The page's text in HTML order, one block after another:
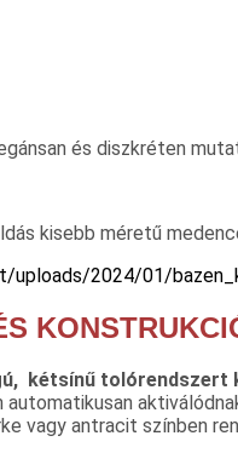
és diszkréten
kisebb méretű
kétsínű tolórendszert
automatikusan
vagy antracit színben